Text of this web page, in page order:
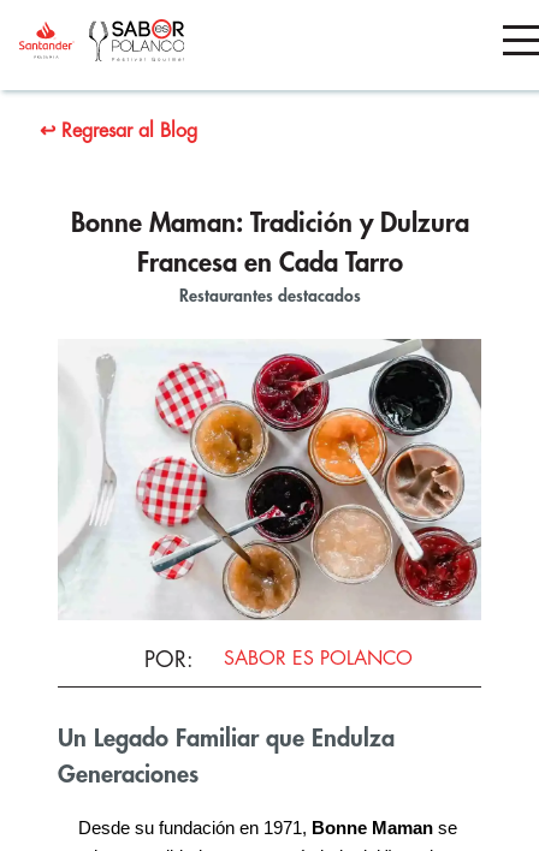
↩ Regresar al Blog
Bonne Maman: Tradición y Dulzura
Francesa en Cada Tarro
Restaurantes destacados
POR: SABOR ES POLANCO
Un Legado Familiar que Endulza
Generaciones
Desde su fundación en 1971, Bonne Maman se